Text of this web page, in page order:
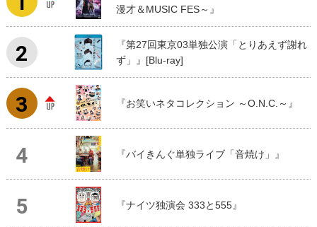
漫才＆MUSIC FES～』
『第27回東京03単独公演「とりあえず謝れ
ず」』[Blu-ray]
『お笑いネタコレクション ～O.N.C.～』
『バイきんぐ単独ライブ「音焼け」』
『ナイツ独演会 333と555』